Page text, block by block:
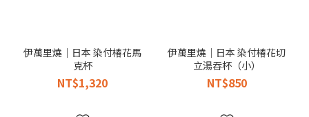
伊萬里燒｜日本 染付椿花馬
克杯
NT$1,320
伊萬里燒｜日本 染付椿花切
立湯吞杯（小）
NT$850